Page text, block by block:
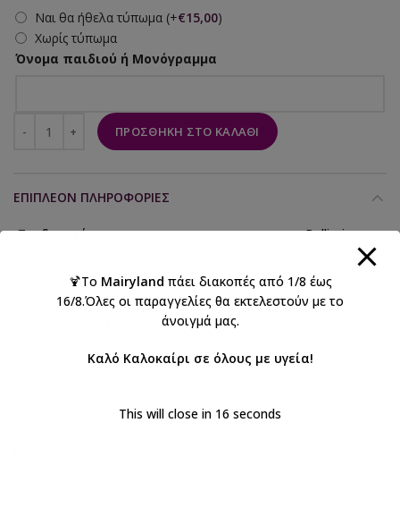
Ναι θα ήθελα τύπωμα (+€15,00)
Χωρίς τύπωμα
Όνομα παιδιού ή Μονόγραμμα
ΠΡΟΣΘΉΚΗ ΣΤΟ ΚΑΛΆΘΙ
ΕΠΙΠΛΈΟΝ ΠΛΗΡΟΦΟΡΊΕΣ
Σχεδιαστής
Bellissimo
Διάστημα
🍹Το Mairyland πάει διακοπές από 1/8 έως
16/8.Όλες οι παραγγελίες θα εκτελεστούν με το
άνοιγμά μας.
Καλό Καλοκαίρι σε όλους με υγεία!
This will close in 16 seconds